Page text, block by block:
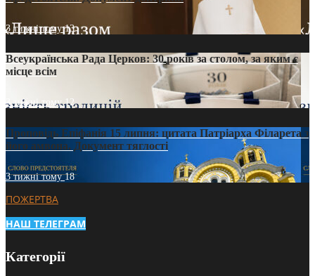
3 тижні тому13
Всеукраїнська Рада Церков: 30 років за столом, за яким є
місце всім
3 тижні тому12
Проповідь Епіфанія 15 липня: цитата Патріарха Філарета з
його амвона. Документ тяглості
3 тижні тому18
ПОЖЕРТВА
НАШ ТЕЛЕГРАМ
Категорії